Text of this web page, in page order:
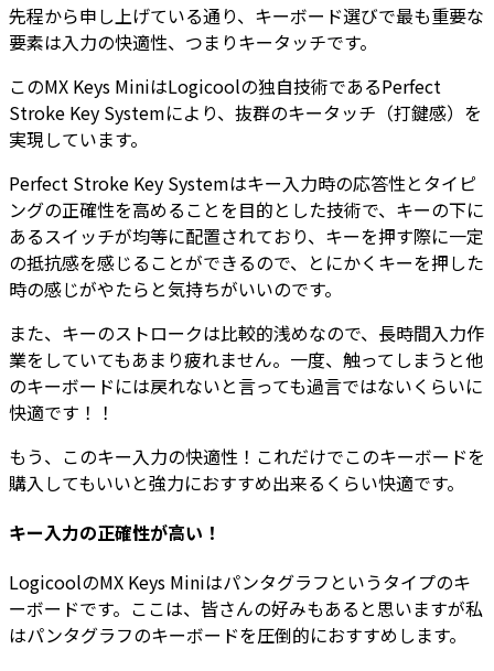
先程から申し上げている通り、キーボード選びで最も重要な
要素は入力の快適性、つまりキータッチです。
このMX Keys MiniはLogicoolの独自技術であるPerfect
Stroke Key Systemにより、抜群のキータッチ（打鍵感）を
実現しています。
Perfect Stroke Key Systemはキー入力時の応答性とタイピ
ングの正確性を高めることを目的とした技術で、キーの下に
あるスイッチが均等に配置されており、キーを押す際に一定
の抵抗感を感じることができるので、とにかくキーを押した
時の感じがやたらと気持ちがいいのです。
また、キーのストロークは比較的浅めなので、長時間入力作
業をしていてもあまり疲れません。一度、触ってしまうと他
のキーボードには戻れないと言っても過言ではないくらいに
快適です！！
もう、このキー入力の快適性！これだけでこのキーボードを
購入してもいいと強力におすすめ出来るくらい快適です。
キー入力の正確性が高い！
LogicoolのMX Keys Miniはパンタグラフというタイプのキ
ーボードです。ここは、皆さんの好みもあると思いますが私
はパンタグラフのキーボードを圧倒的におすすめします。